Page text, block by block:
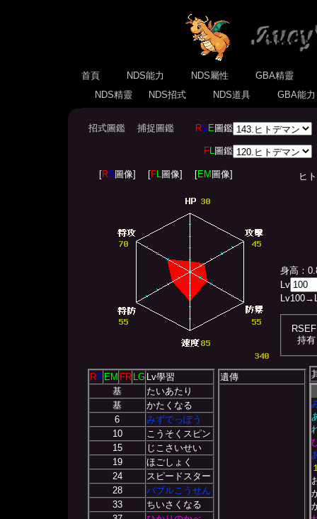
首頁 NDS能力 NDS屬性
GBA精靈
NDS精靈
NDS招式 NDS道具 GBA能
招式圖鑑 捕捉圖鑑 RS E圖鑑
FL圖鑑
[RS 圖像] [FL圖像] [EM 圖像] ヒト
身高：
Lv
Lv100
持有
RS EM FR LG Lv學習
基
たいあたり
基
かたくなる
6
みずでっぽう
10
こうそくスピン
15
じこさいせい
19
ほごしょく
24
スピードスター
28
バブルこうせん
33
ちいさくなる
遺傳